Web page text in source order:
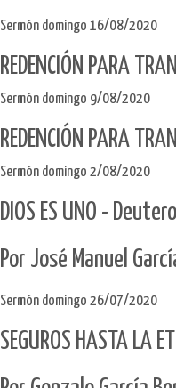
Sermón domingo 16/08/2020
REDENCIÓN PARA
Sermón domingo 9/08/2020
REDENCIÓN PARA
Sermón domingo 2/08/2020
DIOS ES UNO -
Por José Manuel
Sermón domingo 26/07/2020
SEGUROS HASTA LA